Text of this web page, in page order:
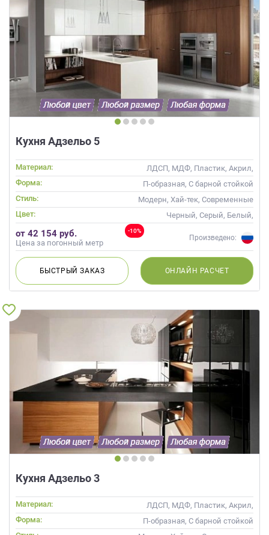
Кухня Адзельо 5
Материал:
ЛДСП, МДФ, Пластик, Акрил,
Пленка, Alvic / УФ лак, Эмаль,
Шпон, Глянцевые
Форма:
П-образная, С барной стойкой
Стиль:
Модерн, Хай-тек, Современные
Цвет:
Черный, Серый, Белый,
Бежевый, Слоновая кость,
Коричневый
-10%
от 42 154 руб.
Цена за погонный метр
Произведено:
БЫСТРЫЙЗАКАЗ ОНЛАЙН РАСЧЕТ
Кухня Адзельо 3
Материал:
ЛДСП, МДФ, Пластик, Акрил,
Alvic / УФ лак, Матовые, Эмаль,
Шпон, Глянцевые
Форма:
П-образная, С барной стойкой